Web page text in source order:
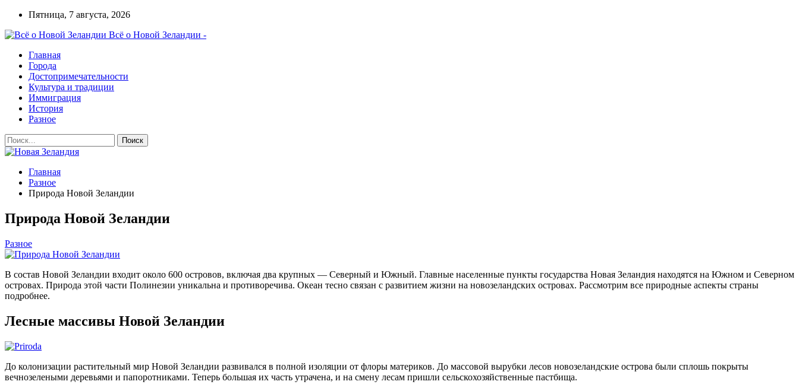
Пятница, 7 августа, 2026
Всё о Новой Зеландии -
Главная
Города
Достопримечательности
Культура и традиции
Иммиграция
История
Разное
Главная
Разное
Природа Новой Зеландии
Природа Новой Зеландии
Разное
В состав Новой Зеландии входит около 600 островов, включая два крупных — Северный и Южный. Главные населенные пункты государства Новая Зеландия находятся на Южном и Северном
островах. Природа этой части Полинезии уникальна и противоречива. Океан тесно связан с развитием жизни на новозеландских островах. Рассмотрим все природные аспекты страны
подробнее.
Лесные массивы Новой Зеландии
До колонизации растительный мир Новой Зеландии развивался в полной изоляции от флоры материков. До массовой вырубки лесов новозеландские острова были сплошь покрыты
вечнозелеными деревьями и папоротниками. Теперь большая их часть утрачена, и на смену лесам пришли сельскохозяйственные пастбища.